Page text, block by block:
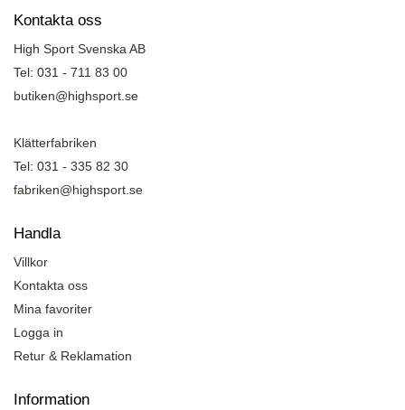
Kontakta oss
High Sport Svenska AB
Tel: 031 - 711 83 00
butiken@highsport.se
Klätterfabriken
Tel: 031 - 335 82 30
fabriken@highsport.se
Handla
Villkor
Kontakta oss
Mina favoriter
Logga in
Retur & Reklamation
Information